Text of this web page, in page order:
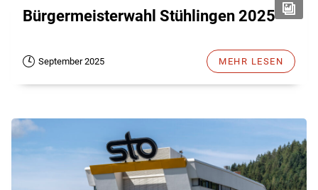
Bürgermeisterwahl Stühlingen 2025
September 2025 MEHR LESEN